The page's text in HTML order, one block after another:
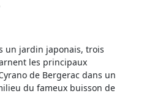
un jardin japonais, trois
les principaux
de Bergerac dans un
du fameux buisson de